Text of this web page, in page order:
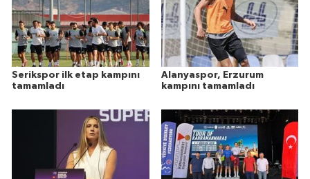
Serikspor ilk etap kampını
tamamladı
Alanyaspor, Erzurum
kampını tamamladı